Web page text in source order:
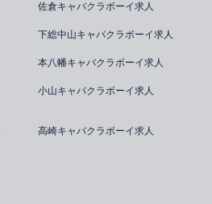
佐倉キャバクラボーイ求人
下総中山キャバクラボーイ求人
本八幡キャバクラボーイ求人
小山キャバクラボーイ求人
高崎キャバクラボーイ求人